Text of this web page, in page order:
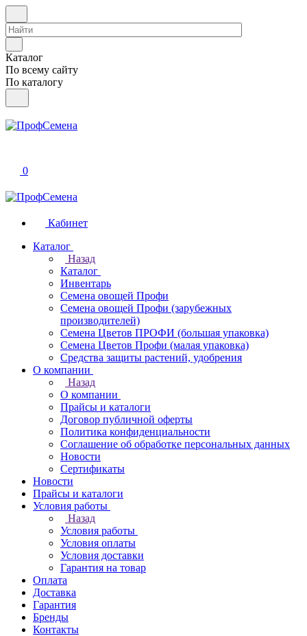
Каталог
По всему сайту
По каталогу
0
Кабинет
Каталог
Назад
Каталог
Инвентарь
Семена овощей Профи
Семена овощей Профи (зарубежных
производителей)
Семена Цветов ПРОФИ (большая упаковка)
Семена Цветов Профи (малая упаковка)
Средства защиты растений, удобрения
О компании
Назад
О компании
Прайсы и каталоги
Договор публичной оферты
Политика конфиденциальности
Соглашение об обработке персональных данных
Новости
Сертификаты
Новости
Прайсы и каталоги
Условия работы
Назад
Условия работы
Условия оплаты
Условия доставки
Гарантия на товар
Оплата
Доставка
Гарантия
Бренды
Контакты